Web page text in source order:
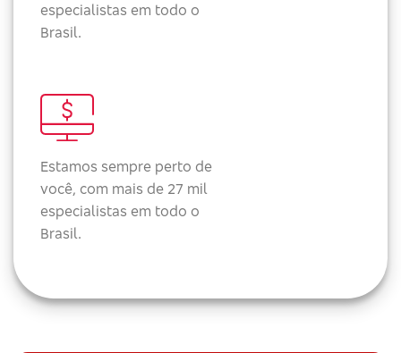
especialistas em todo o
Brasil.
Estamos sempre perto de
você, com mais de 27 mil
especialistas em todo o
Brasil.